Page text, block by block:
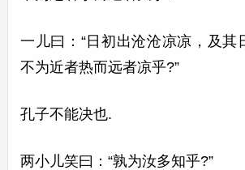
一儿曰：“日初出沧沧凉凉，及其
不为近者热而远者凉乎?”
孔子不能决也.
两小儿笑曰：“孰为汝多知乎?”